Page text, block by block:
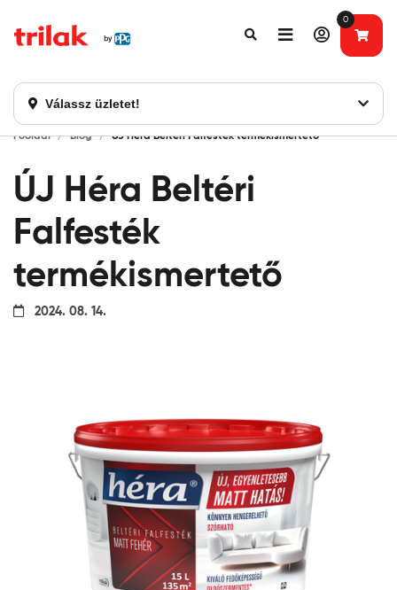
Válassz üzletet!
0
Fontos tájékoztatás!
Főoldal Blog ÚJ Héra Beltéri Falfesték termékismertető
ÚJ Héra Beltéri
Falfesték
termékismertető
2024. 08. 14.